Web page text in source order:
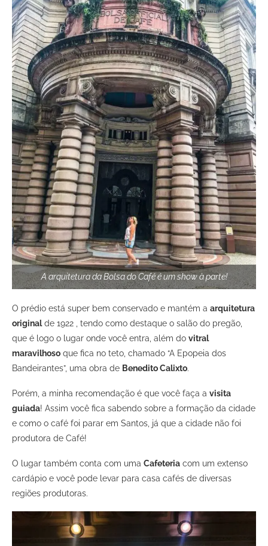
A arquitetura da Bolsa do Café é um show à parte!
O prédio está super bem conservado e mantém a arquitetura
originalde 1922 , tendo como destaque o salão do pregão,
que é logo o lugar onde você entra, além do vitral
maravilhoso que fica no teto, chamado “A Epopeia dos
Bandeirantes”, uma obra de Benedito Calixto.
Porém, a minha recomendação é que você faça a visita
guiada! Assim você fica sabendo sobre a formação da cidade
e como o café foi parar em Santos, já que a cidade não foi
produtora de Café!
O lugar também conta com uma Cafeteria com um extenso
cardápio e você pode levar para casa cafés de diversas
regiões produtoras.